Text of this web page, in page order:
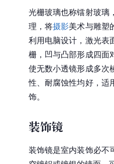
光栅玻璃也称镭射玻璃
理，将摄影美术与雕塑
利用电脑设计，激光表
栅，凹与凸部形成四面
使无数小透镜形成多次
性、耐腐蚀性均好，适
饰。
装饰镜
装饰镜是室内装饰必不